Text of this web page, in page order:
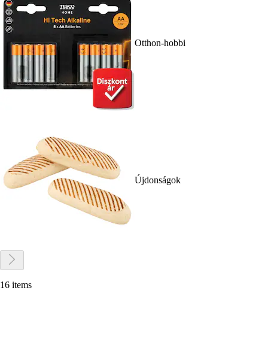
Otthon-hobbi
Újdonságok
16 items